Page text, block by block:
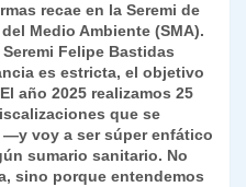
recae en la Seremi de
Medio Ambiente (SMA).
Felipe Bastidas
es estricta, el objetivo
año 2025 realizamos 25
que se
—y voy a ser súper enfático
sumario sanitario. No
sino porque entendemos